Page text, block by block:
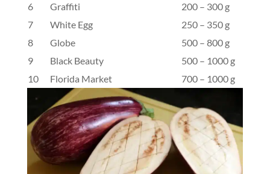
6
Graffiti
200 – 300 g
7
White Egg
250 – 350 g
8
Globe
500 – 800 g
9
Black Beauty
500 – 1000 g
10
Florida Market 700 – 1000 g